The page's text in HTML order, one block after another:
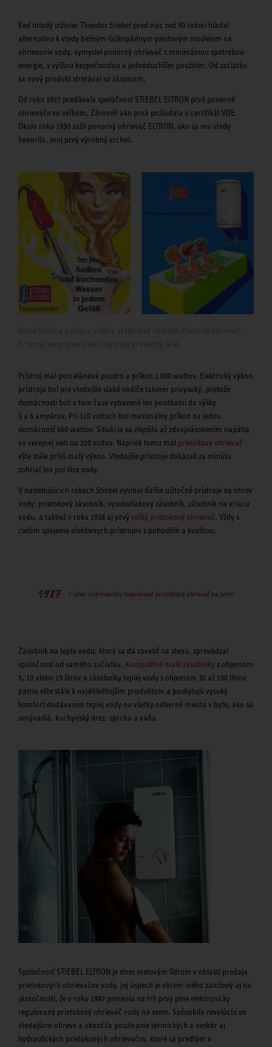
Keď mladý inžinier Theodor Stiebel pred viac než 90 rokmi hľadal
alternatívu k vtedy bežným ťažkopádnym piestovým modelom na
ohrievanie vody, vymyslel ponorný ohrievač s minimálnou spotrebou
energie, s vyššou bezpečnosťou a jednoduchším použitím. Od začiatku
sa nový produkt stretával so záujmom.
Od roku 1927 predávala spoločnosť STIEBEL ELTRON prvé ponorné
ohrievače vo veľkom. Zároveň ako prvá požiadala o certifikát VDE.
Okolo roku 1930 zažil ponorný ohrievač ELTRON, ako sa mu vtedy
hovorilo, svoj prvý výrobný vrchol.
Prístroj mal porcelánové puzdro a príkon 1 000 wattov. Elektrický výkon
prístroja bol pre vtedajšie slabé vodiče takmer privysoký, pretože
domácnosti boli v tom čase vybavené len poistkami do výšky
3 a 6 ampérov. Pri 110 voltoch bol maximálny príkon na jednu
domácnosť 660 wattov. Situácia sa zlepšila až zdvojnásobením napätia
vo verejnej sieti na 220 voltov. Napriek tomu mal prietokový ohrievač
ešte stále príliš malý výkon. Vtedajšie prístroje dokázali za minútu
zohriať len pol litra vody.
V nasledujúcich rokoch Stiebel vyvinul ďalšie užitočné prístroje na ohrev
vody: prietokový zásobník, vysokotlakový zásobník, zásobník na vriacu
vodu, a taktiež v roku 1938 aj prvý veľký prietokový ohrievač. Vždy s
cieľom spojenia efektívnych prístrojov s pohodlím a kvalitou.
Zásobník na teplú vodu, ktorý sa dá zavesiť na stenu, sprevádzal
spoločnosť od samého začiatku. Kompaktné malé zásobníky s objemom
5, 10 alebo 15 litrov a zásobníky teplej vody s objemom 30 až 150 litrov
patria ešte stále k najdôležitejším produktom a poskytujú vysoký
komfort dodávaním teplej vody na všetky odberné miesta v byte, ako sú
umývadlá, kuchynský drez, sprcha a vaňa.
Spoločnosť STIEBEL ELTRON je dnes svetovým lídrom v oblasti predaja
prietokových ohrievačov vody. Jej úspech je okrem iného založený aj na
skutočnosti, že v roku 1987 priniesla na trh prvý plne elektronicky
regulovaný prietokový ohrievač vody na svete. Spôsobila revolúciu vo
vtedajšom ohreve a ukončila používanie termických a neskôr aj
hydraulických prietokových ohrievačov, ktoré sa predtým v